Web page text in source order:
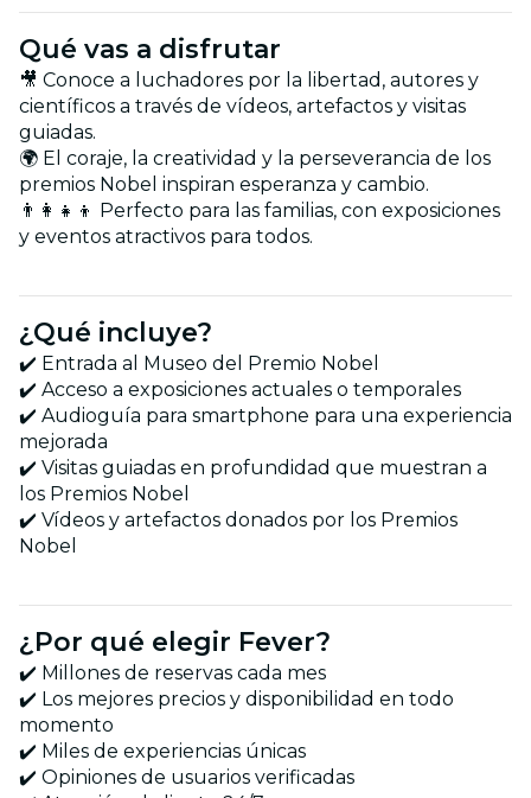
Qué vas a disfrutar
🎥 Conoce a luchadores por la libertad, autores y
científicos a través de vídeos, artefactos y visitas
guiadas.
🌍 El coraje, la creatividad y la perseverancia de los
premios Nobel inspiran esperanza y cambio.
👨‍👩‍👧‍👦 Perfecto para las familias, con exposiciones
y eventos atractivos para todos.
¿Qué incluye?
✔️ Entrada al Museo del Premio Nobel
✔️ Acceso a exposiciones actuales o temporales
✔️ Audioguía para smartphone para una experiencia
mejorada
✔️ Visitas guiadas en profundidad que muestran a
los Premios Nobel
✔️ Vídeos y artefactos donados por los Premios
Nobel
¿Por qué elegir Fever?
✔️ Millones de reservas cada mes
✔️ Los mejores precios y disponibilidad en todo
momento
✔️ Miles de experiencias únicas
✔️ Opiniones de usuarios verificadas